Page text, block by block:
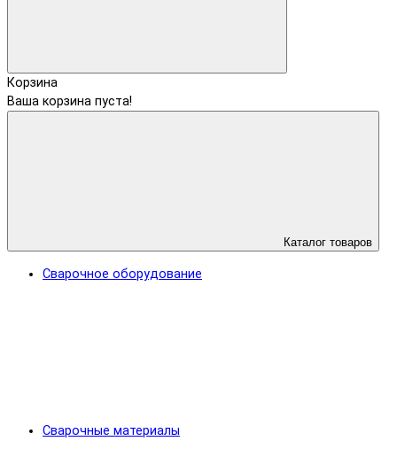
Корзина
Ваша корзина пуста!
Каталог товаров
Сварочное оборудование
Сварочные материалы